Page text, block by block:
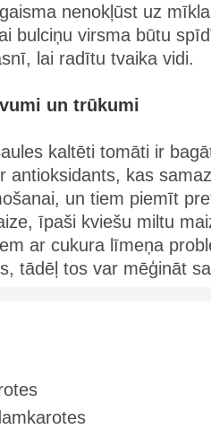
nenokļūst uz
bulciņu virsma būtu
lai radītu tvaika vidi.
un trūkumi
kaltēti tomāti ir
antioksidants, kas
un tiem piemīt
īpaši kviešu miltu
ar cukura līmeņa
tādēļ tos var mēģināt